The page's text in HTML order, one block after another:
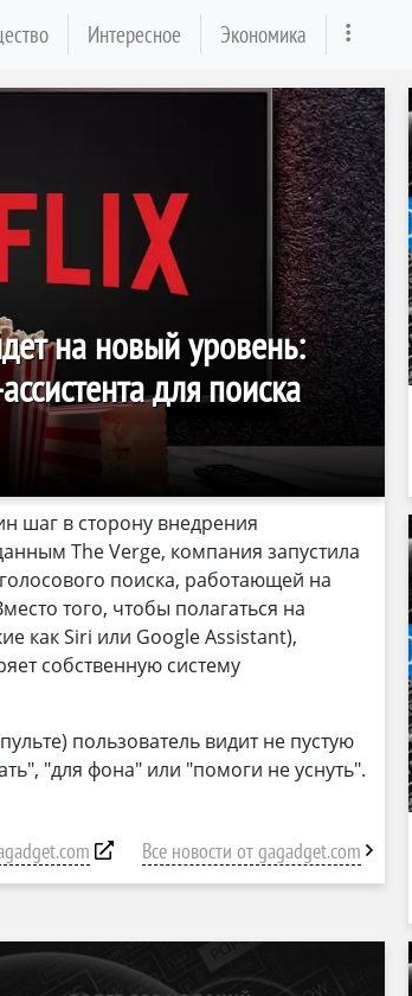
Интересное Экономика
на новый уровень:
для поиска
шаг в сторону внедрения
The Verge, компания запустила
поиска, работающей на
того, чтобы полагаться на
как Siri или Google Assistant),
собственную систему
пользователь видит не пустую
"для фона" или "помоги не уснуть".
Все новости от gagadget.com